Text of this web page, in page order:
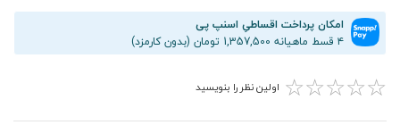
امکان پرداخت اقساطیِ اسنپ پی
۴ قسط ماهیانه 1,357,500 تومان (بدون کارمزد)
☆
☆
☆
☆
☆ اولین نظر را بنویسید